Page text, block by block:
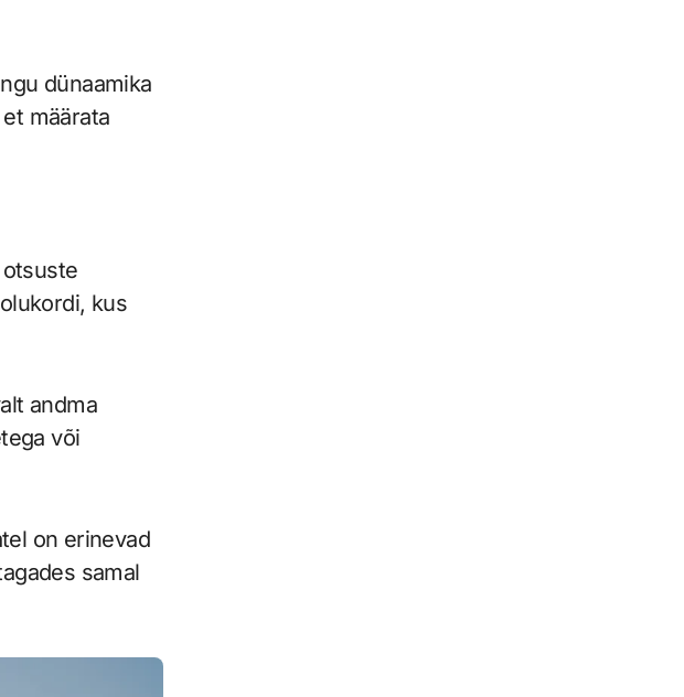
dünaamika
määrata
kus
andma
või
on erinevad
samal